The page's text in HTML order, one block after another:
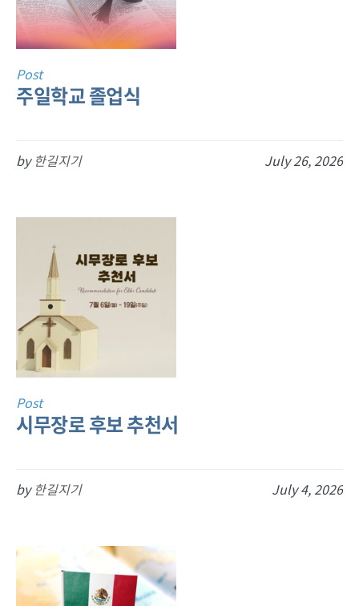
Post
주일학교 졸업식
July 26, 2026
by 한길지기
Post
시무장로 후보 추천서
July 4, 2026
by 한길지기